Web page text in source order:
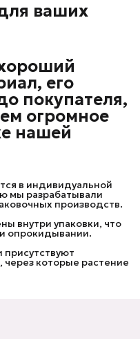
ваших
его
покупателя,
огромное
нашей
в индивидуальной
мы разрабатывали
производств.
внутри упаковки, что
опрокидывании.
присутствуют
которые растение